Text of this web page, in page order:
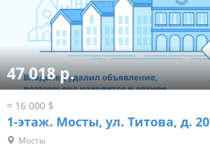
47 018 р.
≈ 16 000 $
1-этаж. Мосты, ул. Титова, д. 20
Мосты